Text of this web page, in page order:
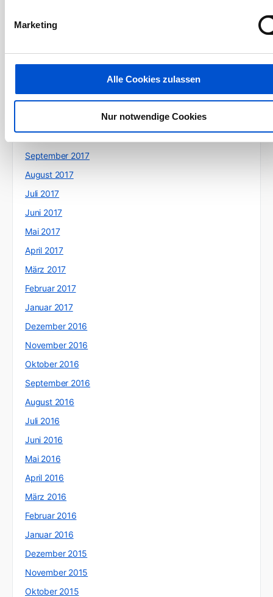
Marketing
Alle Cookies zulassen
Nur notwendige Cookies
April 2018
Dezember 2017
September 2017
August 2017
Juli 2017
Juni 2017
Mai 2017
April 2017
März 2017
Februar 2017
Januar 2017
Dezember 2016
November 2016
Oktober 2016
September 2016
August 2016
Juli 2016
Juni 2016
Mai 2016
April 2016
März 2016
Februar 2016
Januar 2016
Dezember 2015
November 2015
Oktober 2015